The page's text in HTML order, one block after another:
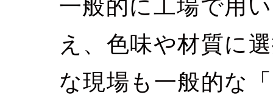
一般的に工場で用
え、色味や材質に
な現場も一般的な